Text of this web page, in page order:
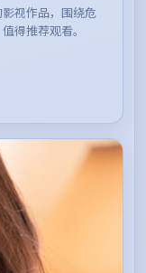
视作品，围绕危
得推荐观看。